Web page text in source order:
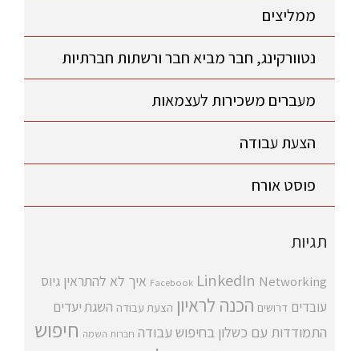
ממליצים
נטוורקינג, חבר מביא חבר ורשתות חברתיות
מעברים משכירות לעצמאות
הצעת עבודה
פוסט אורח
תגיות
Facebook LinkedIn Networking איך לא להתראין גיוס
עובדים דרושים הכנה לראיון הצעת עבודה השגת יעדים
התמודדות עם כשלון בחיפוש עבודה חברות השמה חיפוש